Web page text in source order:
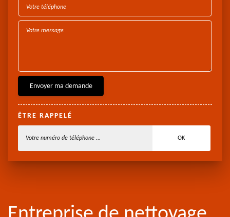
ÊTRE RAPPELÉ